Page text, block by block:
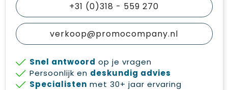
+31 (0)318 - 559 270
verkoop@promocompany.nl
Snel antwoord op je vragen
Persoonlijk en deskundig advies
Specialisten met 30+ jaar ervaring